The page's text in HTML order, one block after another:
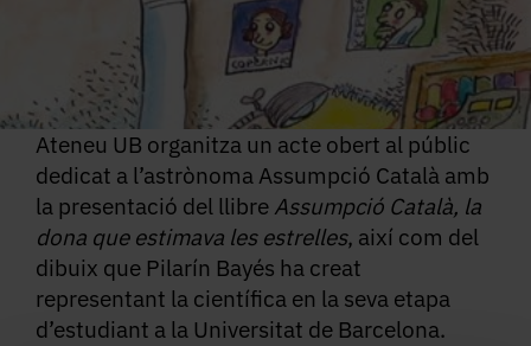
Ateneu UB organitza un acte obert al públic
dedicat a l’astrònoma Assumpció Català amb
la presentació del llibre Assumpció Català, la
dona que estimava les estrelles, així com del
dibuix que Pilarín Bayés ha creat
representant la científica en la seva etapa
d’estudiant a la Universitat de Barcelona.